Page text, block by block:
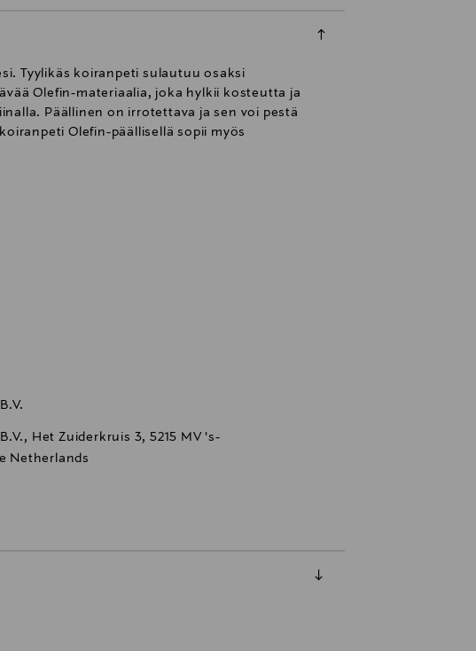
Tyylikäs koiranpeti sulautuu osaksi
Olefin-materiaalia, joka hylkii kosteutta ja
Päällinen on irrotettava ja sen voi pestä
Olefin-päällisellä sopii myös
Het Zuiderkruis 3, 5215 MV 's-
Netherlands